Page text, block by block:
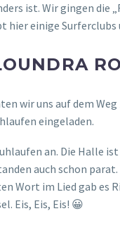
ist. Wir gingen die
hier einige Surferclubs
wir uns auf dem Weg
eingeladen.
an. Die Halle
auch schon
Wort im Lied gab es
Eis, Eis, Eis! 😀